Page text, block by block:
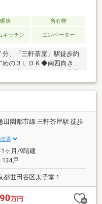
房
所有権
キッチン エレベーター
、「三軒茶屋」駅徒歩約
の３ＬＤＫ◆南西向きの
です◆エレベーターで上階
ートロック導入済み！セ
ます◆大切な家族の一員、
）【株式会社リビングラ
開情報多数のリビングラ
×FP×住宅ローンアドバイ
フ・エキスパート・プラ
据えたライフプランを無
い！☆物件のお問合せは
田園都市線 三軒茶屋駅 徒歩
通
ヶ月/9階建
134戸
都世田谷区太子堂１
万円